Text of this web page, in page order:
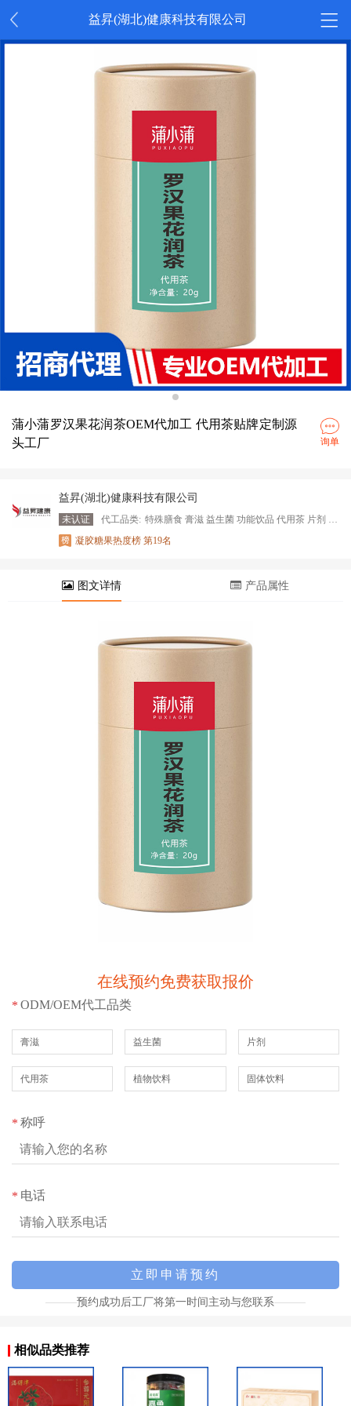
益昇(湖北)健康科技有限公司
蒲小蒲罗汉果花润茶OEM代加工 代用茶贴牌定制源
头工厂
询单
益昇(湖北)健康科技有限公司
未认证 代工品类: 特殊膳食 膏滋 益生菌 功能饮品 代用茶 片剂 植物饮料 固体饮料
凝胶糖果热度榜 第19名
图文详情 产品属性
在线预约免费获取报价
* ODM/OEM代工品类
膏滋 益生菌 片剂
代用茶 植物饮料 固体饮料
* 称呼
* 电话
预约成功后工厂将第一时间主动与您联系
相似品类推荐